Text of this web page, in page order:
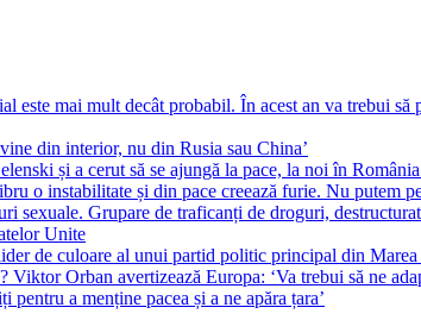
mai mult decât probabil. În acest an va trebui
din interior, nu din Rusia sau China’
și a cerut să se ajungă la pace, la noi în
o instabilitate și din pace creează furie. Nu putem
sexuale. Grupare de traficanți de droguri,
Unite
de culoare al unui partid politic principal din
Orban avertizează Europa: ‘Va trebui să ne
a menține pacea și a ne apăra țara’